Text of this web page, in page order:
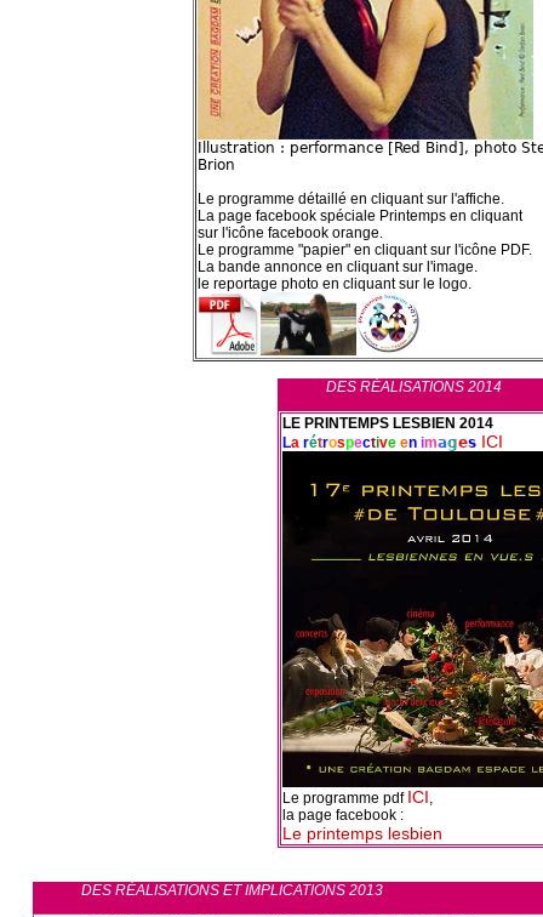
Illustration : performance [Red Bind], photo
Brion
Le programme détaillé en cliquant sur l'affiche.
La page facebook spéciale Printemps en cliquant
sur l'icône facebook orange.
Le programme "papier" en cliquant sur l'icône PDF.
La bande annonce en cliquant sur l'image.
le reportage photo en cliquant sur le logo.
DES RÉALISATIONS 2014
LE PRINTEMPS LESBIEN 2014
Larétrospective en images ICI
Le programme pdf ICI,
la page facebook :
Le printemps lesbien
DES RÉALISATIONS ET IMPLICATIONS 2013